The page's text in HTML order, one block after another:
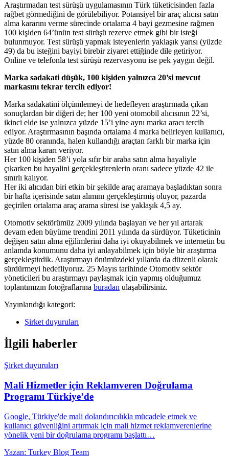
Araştırmadan test sürüşü uygulamasının Türk tüketicisinden fazla
rağbet görmediğini de görülebiliyor. Potansiyel bir araç alıcısı satın
alma kararını verme sürecinde ortalama 4 bayi gezmesine rağmen
100 kişiden 64’ünün test sürüşü rezerve etmek gibi bir isteği
bulunmuyor. Test sürüşü yapmak isteyenlerin yaklaşık yarısı (yüzde
49) da bu isteğini bayiyi birebir ziyaret ettiğinde dile getiriyor.
Online ve telefonla test sürüşü rezervasyonu ise pek yaygın değil.
Marka sadakati düşük, 100 kişiden yalnızca 20’si mevcut
markasını tekrar tercih ediyor!
Marka sadakatini ölçümlemeyi de hedefleyen araştırmada çıkan
sonuçlardan bir diğeri de; her 100 yeni otomobil alıcısının 22’si,
ikinci elde ise yalnızca yüzde 15’i yine aynı marka aracı tercih
ediyor. Araştırmasının başında ortalama 4 marka belirleyen kullanıcı,
yüzde 80 oranında, halen kullandığı araçtan farklı bir marka için
satın alma kararı veriyor.
Her 100 kişiden 58’i yola sıfır bir araba satın alma hayaliyle
çıkarken bu hayalini gerçekleştirenlerin oranı sadece yüzde 42 ile
sınırlı kalıyor.
Her iki alıcıdan biri etkin bir şekilde araç aramaya başladıktan sonra
bir hafta içerisinde satın alımını gerçekleştirmiş oluyor, pazarda
geçirilen ortalama araç arama süresi ise yaklaşık 4,5 ay.
Otomotiv sektörümüz 2009 yılında başlayan ve her yıl artarak
devam eden büyüme trendini 2011 yılında da sürdüyor. Tüketicinin
değişen satın alma eğilimlerini daha iyi okuyabilmek ve internetin bu
anlamda konumunu daha iyi anlayabilmek için böyle bir araştırma
gerçekleştirdik. Araştırmayı önümüzdeki yıllarda da düzenli olarak
sürdürmeyi hedefliyoruz. 25 Mayıs tarihinde Otomotiv sektör
yöneticileri bu araştırmayı paylaşmak için yapmış olduğumuz
toplantımızın fotoğraflarına buradan ulaşabilirsiniz.
Yayınlandığı kategori:
Şirket duyuruları
İlgili haberler
Şirket duyuruları
Mali Hizmetler için Reklamveren Doğrulama
Programı Türkiye’de
Google, Türkiye'de mali dolandırıcılıkla mücadele etmek ve
kullanıcı güvenliğini artırmak için mali hizmet reklamverenlerine
yönelik yeni bir doğrulama programı başlattı…
Yazan: Turkey Blog Team